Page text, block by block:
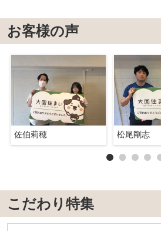
お客様の声
佐伯莉穂 松尾剛志
こだわり特集